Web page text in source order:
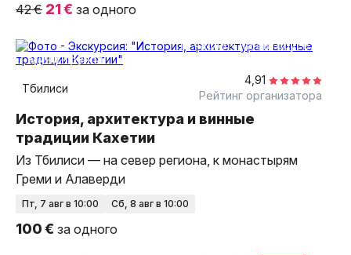
42 € 21 € за одного
10 часов
на автобусе
Мини-группа
Тбилиси
4,91
Рейтинг организатора
История, архитектура и винные
традиции Кахетии
Из Тбилиси — на север региона, к монастырям
Греми и Алаверди
пт, 7 авг в 10:00 сб, 8 авг в 10:00
100 € за одного